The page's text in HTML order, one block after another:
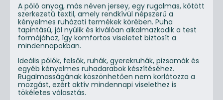
A póló anyag, más néven jersey, egy rugalmas, kötött
szerkezetű textil, amely rendkívül népszerű a
kényelmes ruházati termékek körében. Puha
tapintású, jól nyúlik és kiválóan alkalmazkodik a test
formájához, így komfortos viseletet biztosít a
mindennapokban.
Ideális pólók, felsők, ruhák, gyerekruhák, pizsamák és
egyéb kényelmes ruhadarabok készítéséhez.
Rugalmasságának köszönhetően nem korlátozza a
mozgást, ezért aktív mindennapi viselethez is
tökéletes választás.